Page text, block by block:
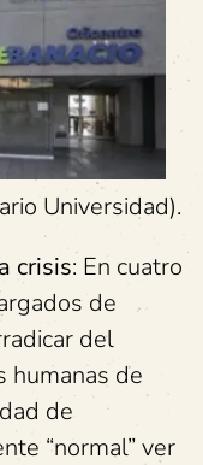
Universidad).
crisis: En cuatro
de
del
humanas de
de
“normal” ver